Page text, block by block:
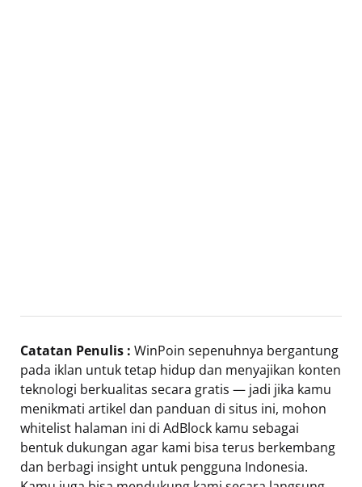
Catatan Penulis : WinPoin sepenuhnya bergantung
pada iklan untuk tetap hidup dan menyajikan konten
teknologi berkualitas secara gratis — jadi jika kamu
menikmati artikel dan panduan di situs ini, mohon
whitelist halaman ini di AdBlock kamu sebagai
bentuk dukungan agar kami bisa terus berkembang
dan berbagi insight untuk pengguna Indonesia.